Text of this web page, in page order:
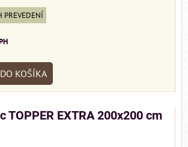
PREVEDENÍ
KOŠÍKA
TOPPER EXTRA 200x200 cm